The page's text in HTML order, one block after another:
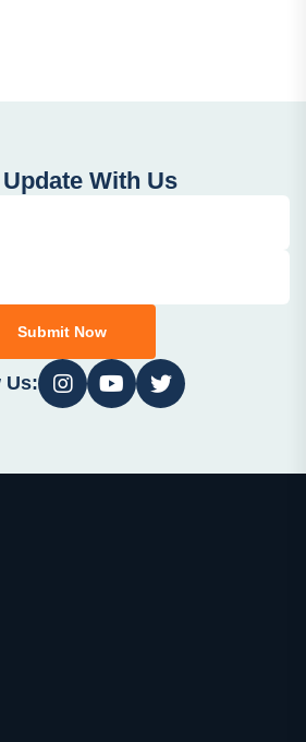
With Us
Submit Now
Us: